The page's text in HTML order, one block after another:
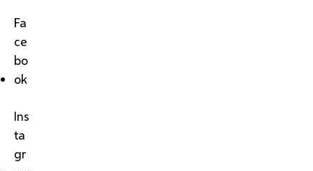
Fa
ce
bo
ok
Ins
ta
gr